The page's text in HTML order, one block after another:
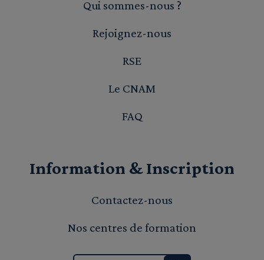
Qui sommes-nous ?
Rejoignez-nous
RSE
Le CNAM
FAQ
Information & Inscription
Contactez-nous
Nos centres de formation